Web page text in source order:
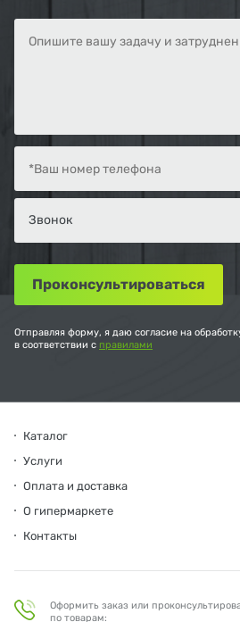
Отправляя форму, я даю согласие на
в соответствии с правилами
Каталог
Услуги
Оплата и доставка
О гипермаркете
Контакты
Оформить заказ или
по товарам: